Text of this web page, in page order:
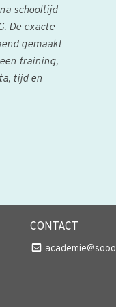
schooltijd
De exacte
gemaakt
training,
tijd en
CONTACT